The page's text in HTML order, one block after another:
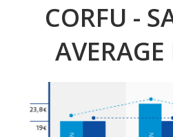
CORFU -
AVERAGE